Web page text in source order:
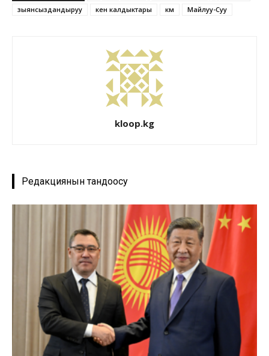
зыянсыздандыруу
кен калдыктары км Майлуу-Суу
kloop.kg
Редакциянын тандоосу